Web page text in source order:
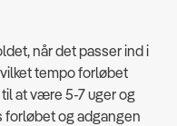
når det passer ind i
tempo forløbet
at være 5-7 uger og
forløbet og adgangen